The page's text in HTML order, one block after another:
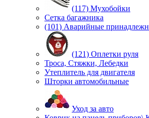
(117) Мухобойки
Сетка багажника
(101) Аварийные
(121) Оплетки руля
Троса, Стяжки, Лебедки
Утеплитель для двигателя
Шторки автомобильные
Уход за авто